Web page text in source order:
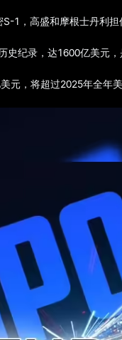
1，高盛和摩根士丹利
史纪录，达1600亿美元
元，将超过2025年全年